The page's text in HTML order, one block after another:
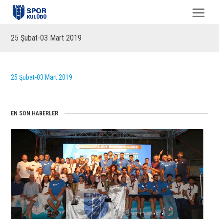
25 Şubat-03 Mart 2019
25 Şubat-03 Mart 2019
EN SON HABERLER